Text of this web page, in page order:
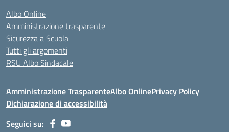
Albo Online
Amministrazione trasparente
Sicurezza a Scuola
Tutti gli argomenti
RSU Albo Sindacale
Amministrazione TrasparenteAlbo OnlinePrivacy Policy
Dichiarazione di accessibilità
Seguici su: